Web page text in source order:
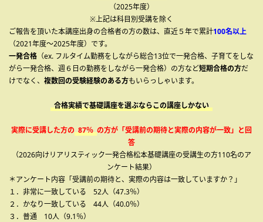
（2025年度）
※上記は科目別受講を除く
ご報告を頂いた本講座出身の合格者の方の数は、直近５年で累計100名以上
（2021年度～2025年度）です。
一発合格 （ex. フルタイム勤務をしながら総合13位で一発合格、子育てをしな
がら一発合格、週６日の勤務をしながら一発合格）の方など短期合格の方だ
けでなく、 複数回の受験経験のある方もいらっしゃいます。
合格実績で基礎講座を選ぶならこの講座しかない
実際に受講した方の 87％ の方が「受講前の期待と実際の内容が一致」と回
答
（2026向けリアリスティック一発合格松本基礎講座の受講生の方110名のア
ンケート結果）
＊アンケート内容「受講前の期待と、実際の内容は一致していますか？」
１．非常に一致している 52人（47.3％）
２．かなり一致している 44人（40.0％）
３．普通 10人（9.1％）